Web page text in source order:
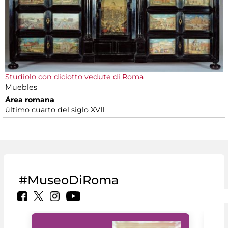
Studiolo con diciotto vedute di Roma
Muebles
Área romana
último cuarto del siglo XVII
#MuseoDiRoma